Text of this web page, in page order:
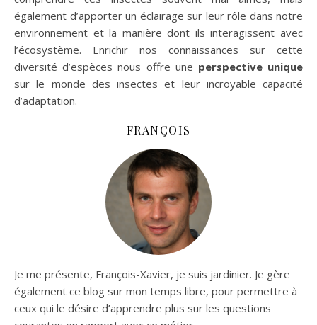
également d’apporter un éclairage sur leur rôle dans notre
environnement et la manière dont ils interagissent avec
l’écosystème. Enrichir nos connaissances sur cette
diversité d’espèces nous offre une perspective unique
sur le monde des insectes et leur incroyable capacité
d’adaptation.
FRANÇOIS
Je me présente, François-Xavier, je suis jardinier. Je gère
également ce blog sur mon temps libre, pour permettre à
ceux qui le désire d’apprendre plus sur les questions